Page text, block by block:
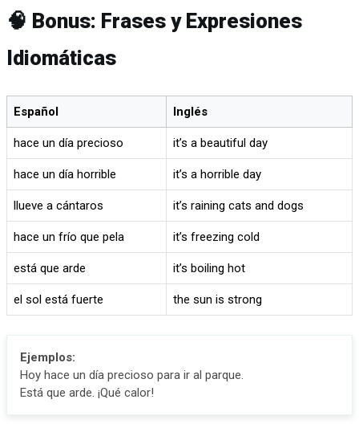
🧠 Bonus: Frases y Expresiones
Idiomáticas
Español Inglés
hace un día precioso it’s a beautiful day
hace un día horrible it’s a horrible day
llueve a cántaros it’s raining cats and dogs
hace un frío que pela it’s freezing cold
está que arde it’s boiling hot
el sol está fuerte the sun is strong
Ejemplos:
Hoy hace un día precioso para ir al parque.
Está que arde. ¡Qué calor!